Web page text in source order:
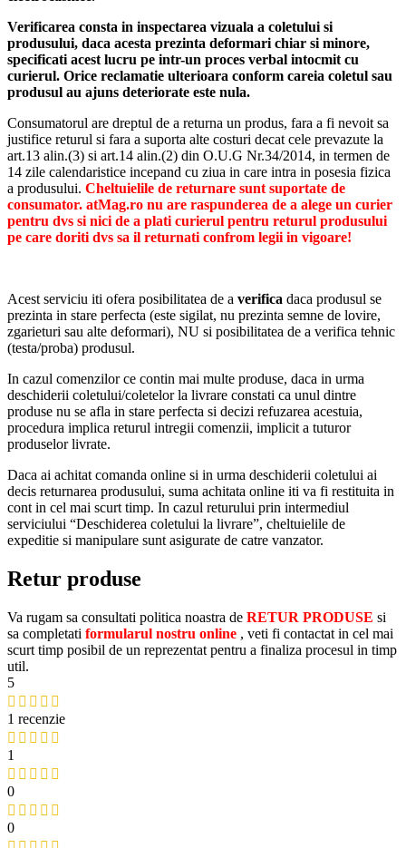
care doreste sa-si ingrijeasca animalul de companie si sa scape
de parul nedorit din casa. Va utiliza cu drag mult timp cadoul
si va avea un animal bland, fericit, linistit si curat
Verificarea consta in inspectarea vizuala a coletului si
produsului, daca acesta prezinta deformari chiar si minore,
specificati acest lucru pe intr-un proces verbal intocmit cu
curierul. Orice reclamatie ulterioara conform careia coletul sau
produsul au ajuns deteriorate este nula.
Consumatorul are dreptul de a returna un produs, fara a fi nevoit sa
justifice returul si fara a suporta alte costuri decat cele prevazute la
art.13 alin.(3) si art.14 alin.(2) din O.U.G Nr.34/2014, in termen de
14 zile calendaristice incepand cu ziua in care intra in posesia fizica
a produsului. Cheltuielile de returnare sunt suportate de
consumator. atMag.ro nu are raspunderea de a alege un curier
pentru dvs si nici de a plati curierul pentru returul produsului
pe care doriti dvs sa il returnati confrom legii in vigoare!
Acest serviciu iti ofera posibilitatea de a verifica daca produsul se
prezinta in stare perfecta (este sigilat, nu prezinta semne de lovire,
zgarieturi sau alte deformari), NU si posibilitatea de a verifica tehnic
(testa/proba) produsul.
In cazul comenzilor ce contin mai multe produse, daca in urma
deschiderii coletului/coletelor la livrare constati ca unul dintre
produse nu se afla in stare perfecta si decizi refuzarea acestuia,
procedura implica returul intregii comenzii, implicit a tuturor
produselor livrate.
Daca ai achitat comanda online si in urma deschiderii coletului ai
decis returnarea produsului, suma achitata online iti va fi restituita in
cont in cel mai scurt timp. In cazul returului prin intermediul
serviciului “Deschiderea coletului la livrare”, cheltuielile de
expeditie si manipulare sunt asigurate de catre vanzator.
Retur produse
Va rugam sa consultati politica noastra de RETUR PRODUSE si
sa completati formularul nostru online , veti fi contactat in cel mai
scurt timp posibil de un reprezentat pentru a finaliza procesul in timp
util.
5
1 recenzie
1
0
0